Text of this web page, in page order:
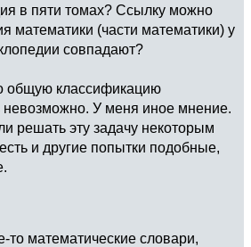
в пяти томах? Ссылку можно
математики (части математики) у
совпадают?
общую классификацию
невозможно. У меня иное мнение.
решать эту задачу некоторым
и другие попытки подобные,
то математические словари,